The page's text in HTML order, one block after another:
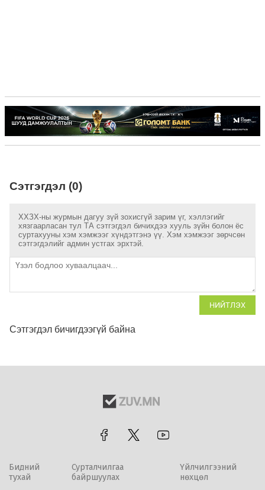
Сэтгэгдэл (0)
ХХЗХ-ны журмын дагуу зүй зохисгүй зарим үг, хэллэгийг
хязгаарласан тул ТА сэтгэгдэл бичихдээ хууль зүйн болон ёс
суртахууны хэм хэмжээг хүндэтгэнэ үү. Хэм хэмжээг зөрчсөн
сэтгэгдэлийг админ устгах эрхтэй.
НИЙТЛЭХ
Сэтгэгдэл бичигдээгүй байна
Бидний
тухай
Сурталчилгаа
байршуулах
Үйлчилгээний
нөхцөл